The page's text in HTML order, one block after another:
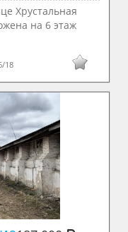
Хрустальная
на 6 этаж
18